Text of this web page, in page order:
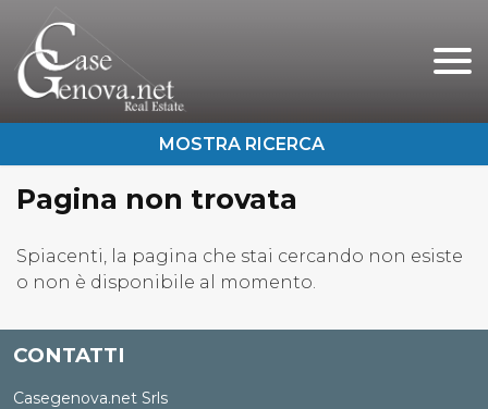
Chi Siamo
Immobili In Vendita
Immobili In Affitto
Servizi
Lascia Una Richiesta
Contatti
Pagina non trovata
Spiacenti, la pagina che stai cercando non esiste
o non è disponibile al momento.
CONTATTI
Casegenova.net Srls